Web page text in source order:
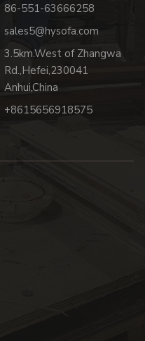
86-551-63666258
sales5@hysofa.com
3.5km.West of Zhangwa
Rd.,Hefei,230041
Anhui,China
+8615656918575